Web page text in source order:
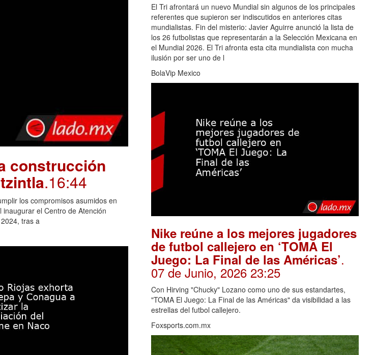
construcción
.16:44
los compromisos asumidos en
el Centro de Atención
tras a
El Tri afrontará un nuevo Mundial sin algunos de los principales
referentes que supieron ser indiscutidos en anteriores citas
mundialistas. Fin del misterio: Javier Aguirre anunció la lista de
los 26 futbolistas que representarán a la Selección Mexicana en
el Mundial 2026. El Tri afronta esta cita mundialista con mucha
ilusión por ser uno de l
BolaVip Mexico
Nike reúne a los mejores jugadores
de futbol callejero en ‘TOMA El
Juego: La Final de las Américas’.
07 de Junio, 2026 23:25
Con Hirving "Chucky" Lozano como uno de sus estandartes,
"TOMA El Juego: La Final de las Américas" da visibilidad a las
estrellas del futbol callejero.
Foxsports.com.mx